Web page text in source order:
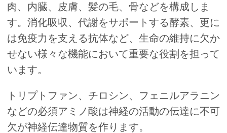
肉、内臓、皮膚、髪の毛、骨などを構成しま
す。消化吸収、代謝をサポートする酵素、更に
は免疫力を支える抗体など、生命の維持に欠か
せない様々な機能において重要な役割を担って
います。
トリプトファン、チロシン、フェニルアラニン
などの必須アミノ酸は神経の活動の伝達に不可
欠が神経伝達物質を作ります。